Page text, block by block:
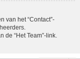
van het “Contact”-
de “Het Team”-link.